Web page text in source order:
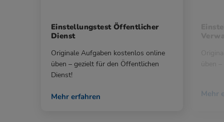
Einstellungstest Öffentlicher
Dienst
Originale Aufgaben kostenlos online
üben – gezielt für den Öffentlichen
Dienst!
Mehr erfahren Mehr